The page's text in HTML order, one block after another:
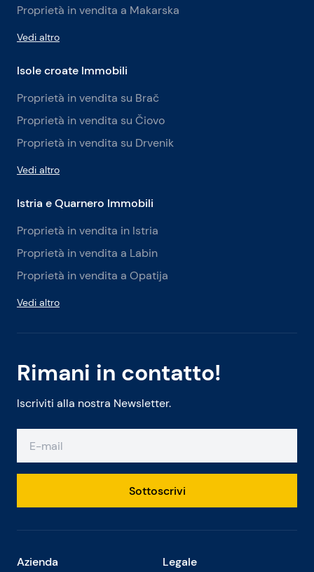
Rimani in contatto!
Iscriviti alla nostra Newsletter.
Sottoscrivi
Proprietà in vendita a Makarska
Vedi altro
Isole croate Immobili
Proprietà in vendita su Brač
Proprietà in vendita su Čiovo
Proprietà in vendita su Drvenik
Vedi altro
Istria e Quarnero Immobili
Proprietà in vendita in Istria
Proprietà in vendita a Labin
Proprietà in vendita a Opatija
Vedi altro
Azienda Legale